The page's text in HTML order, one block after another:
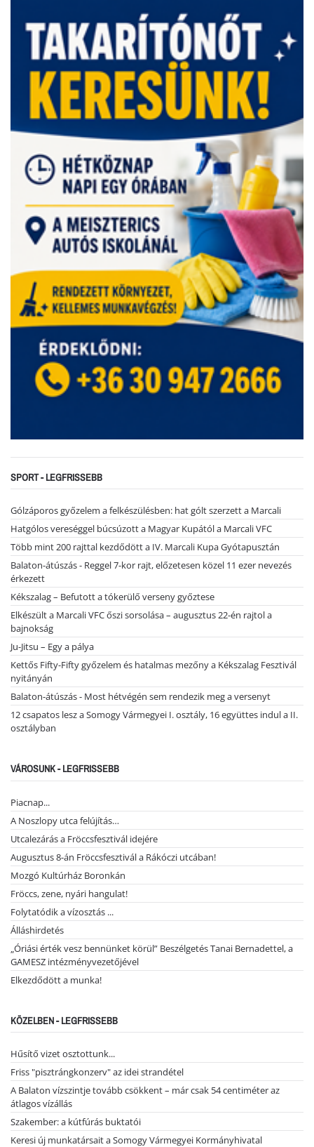
SPORT - LEGFRISSEBB
Gólzáporos győzelem a felkészülésben: hat gólt szerzett a Marcali
Hatgólos vereséggel búcsúzott a Magyar Kupától a Marcali VFC
Több mint 200 rajttal kezdődött a IV. Marcali Kupa Gyótapusztán
Balaton-átúszás - Reggel 7-kor rajt, előzetesen közel 11 ezer nevezés
érkezett
Kékszalag – Befutott a tókerülő verseny győztese
Elkészült a Marcali VFC őszi sorsolása – augusztus 22-én rajtol a
bajnokság
Ju-Jitsu – Egy a pálya
Kettős Fifty-Fifty győzelem és hatalmas mezőny a Kékszalag Fesztivál
nyitányán
Balaton-átúszás - Most hétvégén sem rendezik meg a versenyt
12 csapatos lesz a Somogy Vármegyei I. osztály, 16 együttes indul a II.
osztályban
VÁROSUNK - LEGFRISSEBB
Piacnap...
A Noszlopy utca felújítás…
Utcalezárás a Fröccsfesztivál idejére
Augusztus 8-án Fröccsfesztivál a Rákóczi utcában!
Mozgó Kultúrház Boronkán
Fröccs, zene, nyári hangulat!
Folytatódik a vízosztás ...
Álláshirdetés
„Óriási érték vesz bennünket körül” Beszélgetés Tanai Bernadettel, a
GAMESZ intézményvezetőjével
Elkezdődött a munka!
KÖZELBEN - LEGFRISSEBB
Hűsítő vizet osztottunk...
Friss "pisztrángkonzerv" az idei strandétel
A Balaton vízszintje tovább csökkent – már csak 54 centiméter az
átlagos vízállás
Szakember: a kútfúrás buktatói
Keresi új munkatársait a Somogy Vármegyei Kormányhivatal